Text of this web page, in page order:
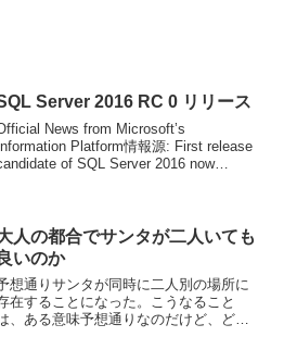
Server 2016 RC 0 リリース
News from Microsoft’s
Platform情報源: First release
of SQL Server 2016 now
人の都合でサンタが二人いても
良いのか
想通りサンタが同時に二人別の場所に
在することになった。こうなること
、ある意味予想通りなのだけど、どう